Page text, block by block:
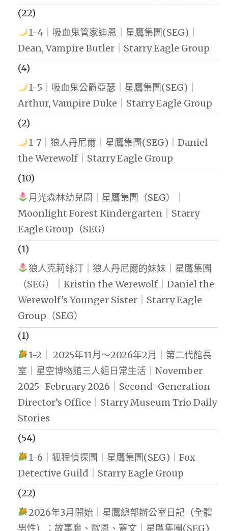
(22)
1-4｜吸血鬼管家迪恩｜星鷹集團(SEG)｜
Dean, Vampire Butler｜Starry Eagle Group
(4)
1-5｜吸血鬼公爵亞瑟｜星鷹集團(SEG)｜
Arthur, Vampire Duke｜Starry Eagle Group
(2)
1-7｜狼人丹尼爾｜星鷹集團(SEG)｜Daniel
the Werewolf｜Starry Eagle Group
(10)
月光森林幼兒園｜星鷹集團（SEG）｜
Moonlight Forest Kindergarten｜Starry
Eagle Group（SEG）
(1)
狼人克莉絲汀｜狼人丹尼爾的妹妹｜星鷹集團
（SEG）｜Kristin the Werewolf｜Daniel the
Werewolf's Younger Sister｜Starry Eagle
Group（SEG）
(1)
1-2｜ 2025年11月～2026年2月｜第二代館長
室｜星空博物館三人組日常生活｜November
2025–February 2026｜Second-Generation
Director’s Office｜Starry Museum Trio Daily
Stories
(54)
1-6｜狐狸偵探團｜星鷹集團(SEG)｜Fox
Detective Guild｜Starry Eagle Group
(22)
2026年3月開始｜星鷹總部辦公室日記（全體
男性）：故事鷹、歐恩、蓋文｜星鷹集團(SEG)